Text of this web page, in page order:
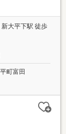
大平下駅 徒歩
町富田